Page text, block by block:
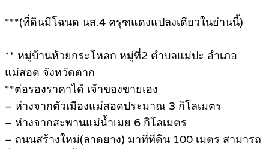
***(ที่ดินมีโฉนด นส.4 ครุฑแดงแปลงเดียวในย่านนี้)
** หมู่บ้านห้วยกระโหลก หมู่ที่2 ตำบลแม่ปะ อำเภอ
แม่สอด จังหวัดตาก
**ต่อรองราคาได้ เจ้าของขายเอง
– ห่างจากตัวเมืองแม่สอดประมาณ 3 กิโลเมตร
– ห่างจากสะพานแม่น้ำเมย 6 กิโลเมตร
– ถนนสร้างใหม่(ลาดยาง) มาที่ที่ดิน 100 เมตร สามารถ